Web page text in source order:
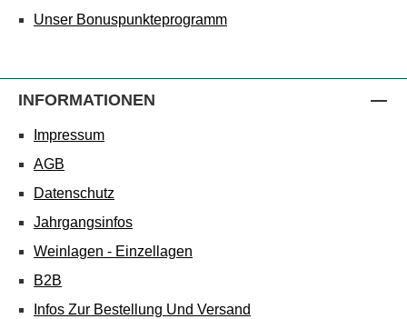
Unser Bonuspunkteprogramm
INFORMATIONEN
Impressum
AGB
Datenschutz
Jahrgangsinfos
Weinlagen - Einzellagen
B2B
Infos Zur Bestellung Und Versand